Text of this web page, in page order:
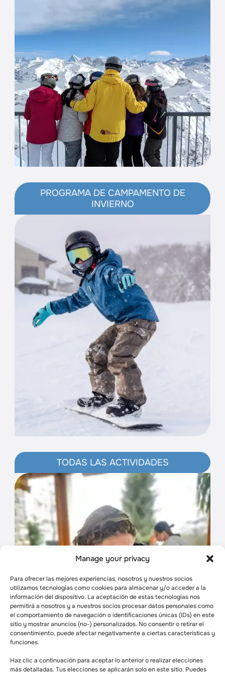
Manage your privacy
Para ofrecer las mejores experiencias, nosotros y nuestros socios
utilizamos tecnologías como cookies para almacenar y/o acceder a la
información del dispositivo. La aceptación de estas tecnologías nos
permitirá a nosotros y a nuestros socios procesar datos personales como
el comportamiento de navegación o identificaciones únicas (IDs) en este
sitio y mostrar anuncios (no-) personalizados. No consentir o retirar el
consentimiento, puede afectar negativamente a ciertas características y
funciones.
Haz clic a continuación para aceptar lo anterior o realizar elecciones
más detalladas. Tus elecciones se aplicarán solo en este sitio. Puedes
PROGRAMA DE CAMPAMENTO DE
INVIERNO
TODAS LAS ACTIVIDADES